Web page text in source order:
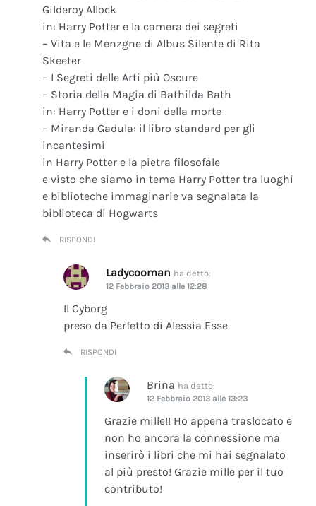
Gilderoy Allock
in: Harry Potter e la camera dei segreti
– Vita e le Menzgne di Albus Silente di Rita
Skeeter
– I Segreti delle Arti più Oscure
– Storia della Magia di Bathilda Bath
in: Harry Potter e i doni della morte
– Miranda Gadula: il libro standard per gli
incantesimi
in Harry Potter e la pietra filosofale
e visto che siamo in tema Harry Potter tra luoghi
e biblioteche immaginarie va segnalata la
biblioteca di Hogwarts
RISPONDI
Ladycooman ha detto:
12 Febbraio 2013 alle 12:28
Il Cyborg
preso da Perfetto di Alessia Esse
RISPONDI
Brina ha detto:
12 Febbraio 2013 alle 13:23
Grazie mille!! Ho appena traslocato e
non ho ancora la connessione ma
inserirò i libri che mi hai segnalato
al più presto! Grazie mille per il tuo
contributo!